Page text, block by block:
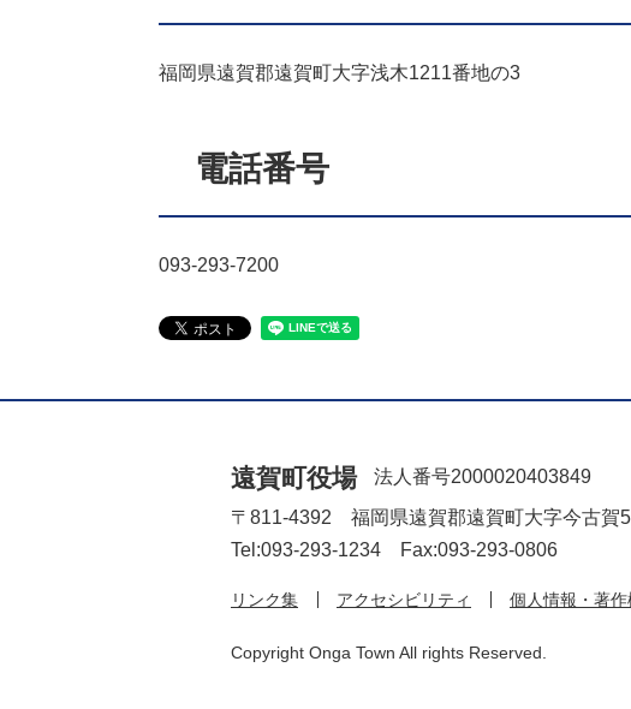
福岡県遠賀郡遠賀町大字浅木1211番地の3
電話番号
093-293-7200
遠賀町役場
法人番号2000020403849
〒811-4392 福岡県遠賀郡遠賀町大字今古賀
Tel:093-293-1234 Fax:093-293-0806
リンク集 アクセシビリティ 個人情報・著作
Copyright Onga Town All rights Reserved.